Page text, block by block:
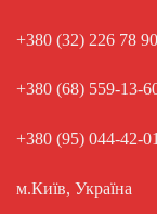
+380 (32) 226 78 90
+380 (68) 559-13-
+380 (95) 044-42-01
м.Київ, Україна